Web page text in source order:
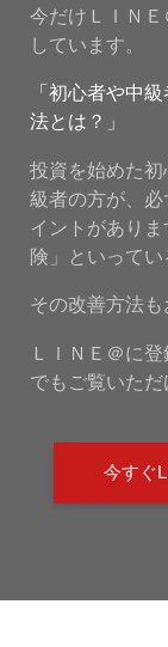
今だけＬＩＮ
しています。
「初心者や中
法とは？」
投資を始めた
級者の方が、
イントがあり
険」といって
その改善方法も
ＬＩＮＥ＠に
でもご覧いただ
今すぐ